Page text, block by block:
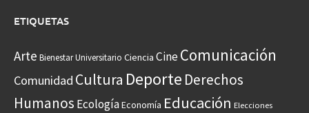
ETIQUETAS
Arte Bienestar Universitario Ciencia CineComunicación
Comunidad Cultura Deporte Derechos
Humanos EcologíaEconomía Educación Elecciones